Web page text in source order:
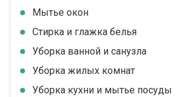
Мытье окон
Стирка и глажка белья
Уборка ванной и санузла
Уборка жилых комнат
Уборка кухни и мытье посуды